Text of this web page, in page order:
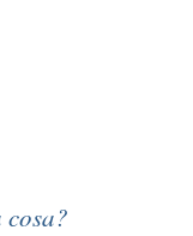
cosa?